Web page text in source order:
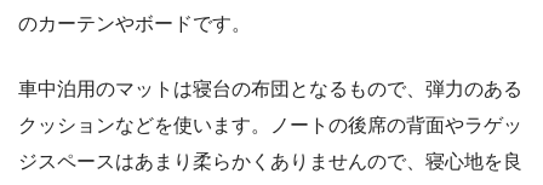
のカーテンやボードです。
車中泊用のマットは寝台の布団となるもので、弾力のある
クッションなどを使います。ノートの後席の背面やラゲッ
ジスペースはあまり柔らかくありませんので、寝心地を良